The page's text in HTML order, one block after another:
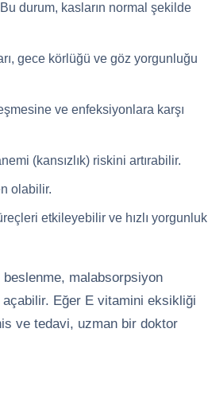
durum, kasların normal şekilde
gece körlüğü ve göz yorgunluğu
ve enfeksiyonlara karşı
(kansızlık) riskini artırabilir.
olabilir.
etkileyebilir ve hızlı yorgunluk
malabsorpsiyon
Eğer E vitamini eksikliği
ve tedavi, uzman bir doktor